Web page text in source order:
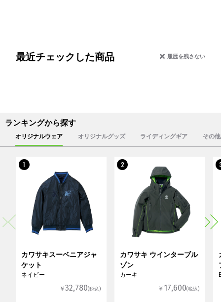
最近チェックした商品 履歴を残さない
ランキングから探す
オリジナルウェア オリジナルグッズ ライディングギア その
1
カワサキスーベニアジャ
ケット
ネイビー
￥32,780(税込)
2
カワサキ ウインターブル
ゾン
カーキ
￥ 17,600(税込)